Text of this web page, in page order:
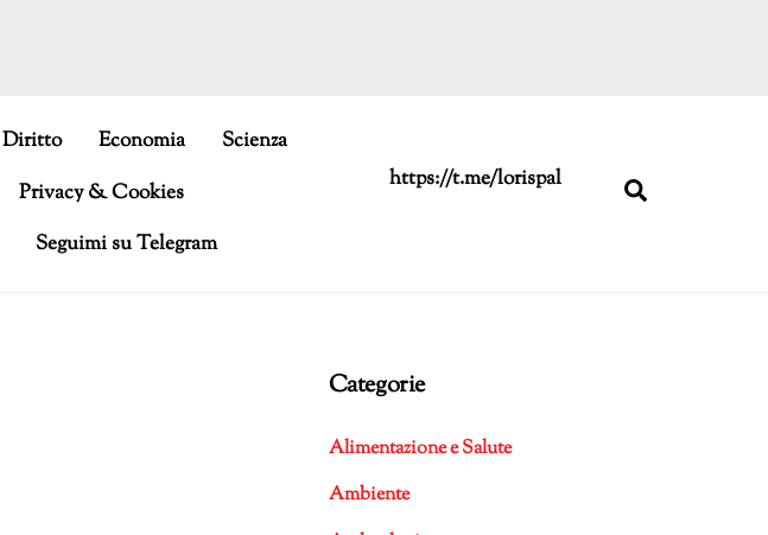
https://t.me/lorispal
Diritto Economia
Scienza
Privacy & Cookies
Seguimi su Telegram
Categorie
Alimentazione e Salute
Ambiente